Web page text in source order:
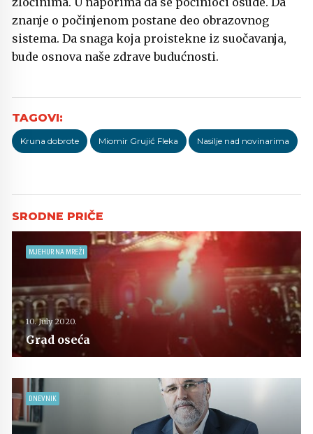
znanje o počinjenom postane deo obrazovnog
sistema. Da snaga koja proistekne iz suočavanja,
bude osnova naše zdrave budućnosti.
Kruna dobrote Miomir Grujić Fleka Nasilje nad novinarima
MJEHUR NA MREŽI
10. July 2020.
Grad oseća
DNEVNIK